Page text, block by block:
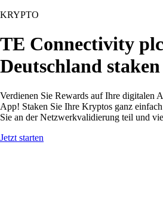
KRYPTO
TE Connectivity
Deutschland staken
Verdienen Sie Rewards auf Ihre digitalen
App! Staken Sie Ihre Kryptos ganz
Sie an der Netzwerkvalidierung teil und
Jetzt starten